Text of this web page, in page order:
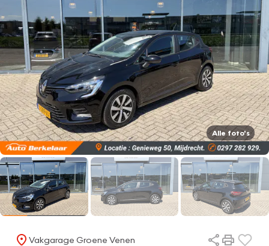
Alle foto's
Vakgarage Groene Venen